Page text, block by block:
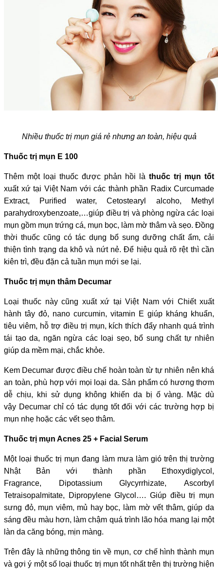
Nhiều thuốc trị mụn giá rẻ nhưng an toàn, hiệu quả
Thuốc trị mụn E 100
Thêm một loại thuốc được phản hồi là thuốc trị mụn tốt
xuất xứ tại Việt Nam với các thành phần Radix Curcumade
Extract, Purified water, Cetostearyl alcoho, Methyl
parahydroxybenzoate,…giúp điều trị và phòng ngừa các loại
mụn gồm mụn trứng cá, mụn bọc, làm mờ thâm và sẹo. Đồng
thời thuốc cũng có tác dụng bổ sung dưỡng chất ẩm, cải
thiện tình trạng da khô và nứt nẻ. Để hiệu quả rõ rệt thì cần
kiên trì, đều đặn cả tuần mụn mới se lại.
Thuốc trị mụn thâm Decumar
Loại thuốc này cũng xuất xứ tại Việt Nam với Chiết xuất
hành tây đỏ, nano curcumin, vitamin E giúp kháng khuẩn,
tiêu viêm, hỗ trợ điều trị mụn, kích thích đẩy nhanh quá trình
tái tạo da, ngăn ngừa các loại sẹo, bổ sung chất tự nhiên
giúp da mềm mại, chắc khỏe.
Kem Decumar được điều chế hoàn toàn từ tự nhiên nên khá
an toàn, phù hợp với mọi loại da. Sản phẩm có hương thơm
dễ chịu, khi sử dụng không khiến da bị ố vàng. Mặc dù
vậy Decumar chỉ có tác dụng tốt đối với các trường hợp bị
mụn nhẹ hoặc các vết sẹo thâm.
Thuốc trị mụn Acnes 25 + Facial Serum
Một loại thuốc trị mụn đang làm mưa làm gió trên thị trường
Nhật Bản với thành phần Ethoxydiglycol,
Fragrance, Dipotassium Glycyrrhizate, Ascorbyl
Tetraisopalmitate, Dipropylene Glycol…. Giúp điều trị mụn
sưng đỏ, mụn viêm, mủ hay bọc, làm mờ vết thâm, giúp da
sáng đều màu hơn, làm chậm quá trình lão hóa mang lại một
làn da căng bóng, mịn màng.
Trên đây là những thông tin về mụn, cơ chế hình thành mụn
và gợi ý một số loại thuốc trị mụn tốt nhất trên thị trường hiện